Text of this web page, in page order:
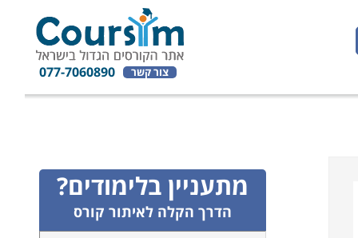
צור קשר 077-7060890
מתעניין בלימודים?
הדרך הקלה לאיתור קורס